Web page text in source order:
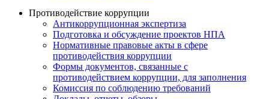
Противодействие коррупции
Антикоррупционная экспертиза
Подготовка и обсуждение проектов НПА
Нормативные правовые акты в сфере
противодействия коррупции
Формы документов, связанные с
противодействием коррупции, для заполнения
Комиссия по соблюдению требований